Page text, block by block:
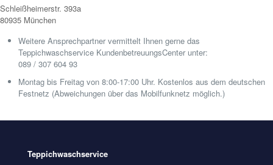
Schleißheimerstr. 393a
80935 München
Weitere Ansprechpartner vermittelt Ihnen gerne das
Teppichwaschservice KundenbetreuungsCenter unter:
089 / 307 604 93
Montag bis Freitag von 8:00-17:00 Uhr. Kostenlos aus dem deutschen
Festnetz (Abweichungen über das Mobilfunknetz möglich.)
Teppichwaschservice